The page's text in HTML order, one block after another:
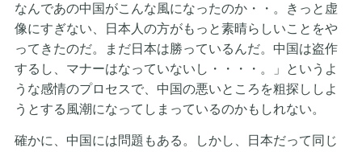
なんであの中国がこんな風になったのか・・。きっと虚
像にすぎない、日本人の方がもっと素晴らしいことをや
ってきたのだ。まだ日本は勝っているんだ。中国は盗作
するし、マナーはなっていないし・・・・。」というよ
うな感情のプロセスで、中国の悪いところを粗探ししよ
うとする風潮になってしまっているのかもしれない。
確かに、中国には問題もある。しかし、日本だって同じ